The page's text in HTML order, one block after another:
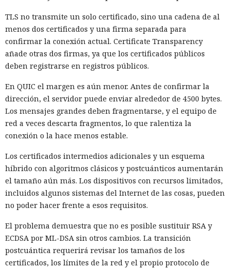
TLS no transmite un solo certificado, sino una cadena de al
menos dos certificados y una firma separada para
confirmar la conexión actual. Certificate Transparency
añade otras dos firmas, ya que los certificados públicos
deben registrarse en registros públicos.
En QUIC el margen es aún menor. Antes de confirmar la
dirección, el servidor puede enviar alrededor de 4500 bytes.
Los mensajes grandes deben fragmentarse, y el equipo de
red a veces descarta fragmentos, lo que ralentiza la
conexión o la hace menos estable.
Los certificados intermedios adicionales y un esquema
híbrido con algoritmos clásicos y postcuánticos aumentarán
el tamaño aún más. Los dispositivos con recursos limitados,
incluidos algunos sistemas del Internet de las cosas, pueden
no poder hacer frente a esos requisitos.
El problema demuestra que no es posible sustituir RSA y
ECDSA por ML-DSA sin otros cambios. La transición
postcuántica requerirá revisar los tamaños de los
certificados, los límites de la red y el propio protocolo de